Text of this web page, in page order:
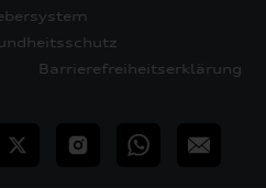
Barrierefreiheitserklärung
Twitter InstagramWhatsApp
E-